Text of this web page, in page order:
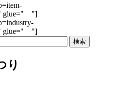
glue=" "]
glue=" "]
り